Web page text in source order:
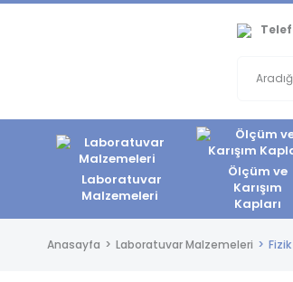
Laboratuvar
Malzemeleri
Ölçüm ve
Karışım
Kapları
Anasayfa Laboratuvar Malzemeleri